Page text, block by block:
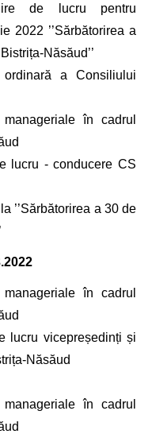
de lucru pentru
2022 ’’Sărbătorirea a
Năsăud’’
a Consiliului
în cadrul
lucru - conducere CS
’’Sărbătorirea a 30 de
în cadrul
lucru vicepreședinți și
Năsăud
în cadrul